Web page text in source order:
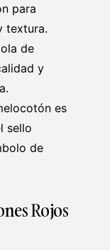
para
textura.
de
y
es
sello
de
Rojos